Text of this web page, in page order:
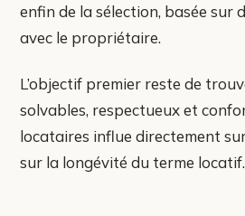
enfin de la sélection, basée sur
avec le propriétaire.
L’objectif premier reste de
solvables, respectueux et
locataires influe directement
sur la longévité du terme locatif.